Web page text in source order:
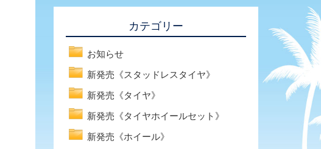
カテゴリー
お知らせ
新発売《スタッドレスタイヤ》
新発売《タイヤ》
新発売《タイヤホイールセット》
新発売《ホイール》